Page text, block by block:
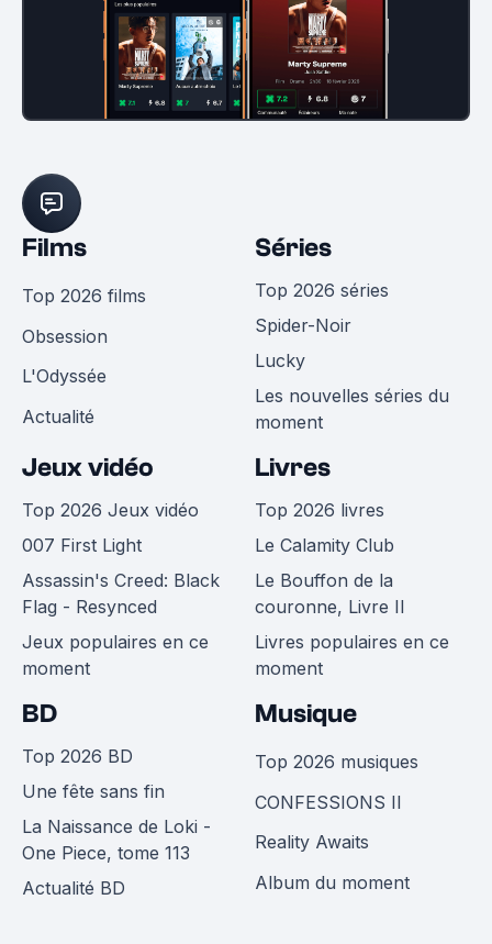
Films
Top 2026 films
Obsession
L'Odyssée
Actualité
Séries
Top 2026 séries
Spider-Noir
Lucky
Les nouvelles séries du
moment
Jeux vidéo
Top 2026 Jeux vidéo
007 First Light
Assassin's Creed: Black
Flag - Resynced
Jeux populaires en ce
moment
Livres
Top 2026 livres
Le Calamity Club
Le Bouffon de la
couronne, Livre II
Livres populaires en ce
moment
BD
Top 2026 BD
Une fête sans fin
La Naissance de Loki -
One Piece, tome 113
Actualité BD
Musique
Top 2026 musiques
CONFESSIONS II
Reality Awaits
Album du moment